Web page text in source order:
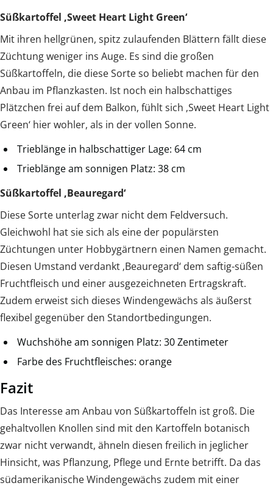
Süßkartoffel ‚Sweet Heart Light Green‘
Mit ihren hellgrünen, spitz zulaufenden Blättern fällt diese
Züchtung weniger ins Auge. Es sind die großen
Süßkartoffeln, die diese Sorte so beliebt machen für den
Anbau im Pflanzkasten. Ist noch ein halbschattiges
Plätzchen frei auf dem Balkon, fühlt sich ‚Sweet Heart Light
Green‘ hier wohler, als in der vollen Sonne.
Trieblänge in halbschattiger Lage: 64 cm
Trieblänge am sonnigen Platz: 38 cm
Süßkartoffel ‚Beauregard‘
Diese Sorte unterlag zwar nicht dem Feldversuch.
Gleichwohl hat sie sich als eine der populärsten
Züchtungen unter Hobbygärtnern einen Namen gemacht.
Diesen Umstand verdankt ‚Beauregard‘ dem saftig-süßen
Fruchtfleisch und einer ausgezeichneten Ertragskraft.
Zudem erweist sich dieses Windengewächs als äußerst
flexibel gegenüber den Standortbedingungen.
Wuchshöhe am sonnigen Platz: 30 Zentimeter
Farbe des Fruchtfleisches: orange
Fazit
Das Interesse am Anbau von Süßkartoffeln ist groß. Die
gehaltvollen Knollen sind mit den Kartoffeln botanisch
zwar nicht verwandt, ähneln diesen freilich in jeglicher
Hinsicht, was Pflanzung, Pflege und Ernte betrifft. Da das
südamerikanische Windengewächs zudem mit einer